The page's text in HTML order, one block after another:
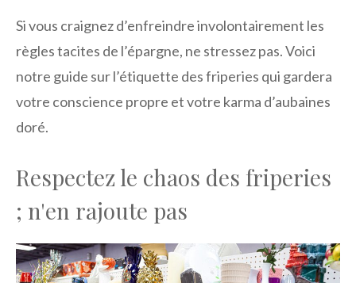
Si vous craignez d’enfreindre involontairement les
règles tacites de l’épargne, ne stressez pas. Voici
notre guide sur l’étiquette des friperies qui gardera
votre conscience propre et votre karma d’aubaines
doré.
Respectez le chaos des friperies
; n'en rajoute pas